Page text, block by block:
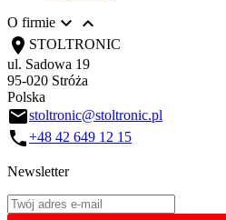
O firmie  
location_on STOLTRONIC
ul. Sadowa 19
95-020 Stróża
Polska
emailstoltronic@stoltronic.pl
call+48 42 649 12 15
Newsletter